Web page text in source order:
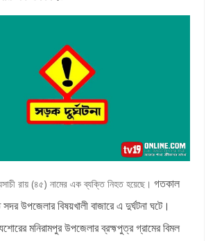
রায় (৪৫) নামের এক ব্যক্তি নিহত হয়েছে। গতকাল
উপজেলার বিষয়খালী বাজারে এ দুর্ঘটনা ঘটে।
মনিরামপুর উপজেলার ব্রহ্মপুত্র গ্রামের বিমল